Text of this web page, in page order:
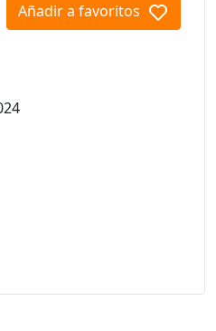
Añadir a favoritos